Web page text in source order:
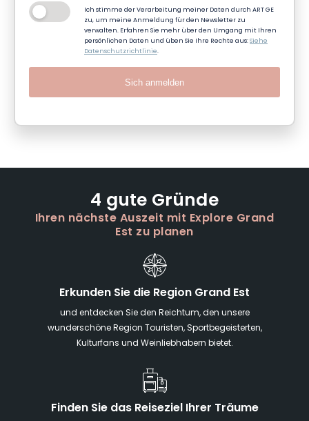
Ich stimme der Verarbeitung meiner Daten durch ART GE
zu, um meine Anmeldung für den Newsletter zu
verwalten. Erfahren Sie mehr über den Umgang mit Ihren
persönlichen Daten und üben Sie Ihre Rechte aus:Siehe
Datenschutzrichtlinie.
Sich anmelden
4 gute Gründe
Ihren nächste Auszeit mit Explore Grand
Est zu planen
Erkunden Sie die Region Grand Est
und entdecken Sie den Reichtum, den unsere
wunderschöne Region Touristen, Sportbegeisterten,
Kulturfans und Weinliebhabern bietet.
Finden Sie das Reiseziel Ihrer Träume